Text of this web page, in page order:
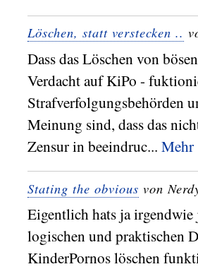
Löschen, statt verstecken ..
Dass das Löschen von
Verdacht auf KiPo -
Strafverfolgungsbehörden
Meinung sind, dass das
Zensur in beeindruc... Mehr
Stating the obvious von
Eigentlich hats ja irgendwie
logischen und praktischen
KinderPornos löschen